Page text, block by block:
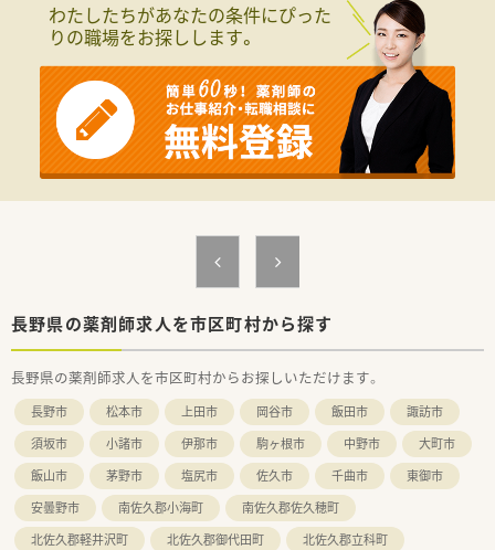
わたしたちがあなたの条件にぴった
りの職場をお探しします。
長野県の薬剤師求人を市区町村から探す
長野県の薬剤師求人を市区町村からお探しいただけます。
長野市 松本市 上田市 岡谷市 飯田市
諏訪市
須坂市
小諸市 伊那市 駒ヶ根市 中野市
大町市
飯山市
茅野市 塩尻市 佐久市 千曲市
東御市
安曇野市
南佐久郡小海町
南佐久郡佐久穂町
北佐久郡軽井沢町
北佐久郡御代田町
北佐久郡立科町